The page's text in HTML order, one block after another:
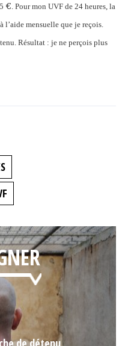
€ . Pour mon UVF de 24 heures, la
l’aide mensuelle que je reçois.
Résultat : je ne perçois plus
de détenu,